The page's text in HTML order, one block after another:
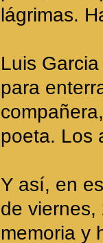
lágrimas.
Luis
para
poeta. Los
Y así, en
de
memoria y